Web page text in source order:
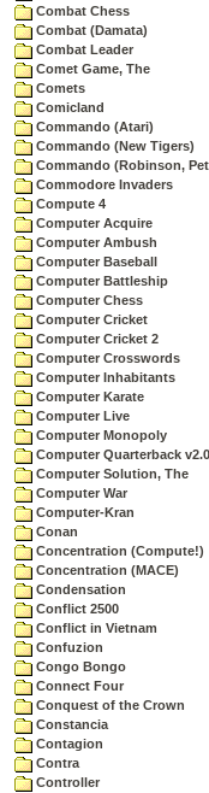
Combat Chess
Combat (Damata)
Combat Leader
Comet Game, The
Comets
Comicland
Commando (Atari)
Commando (New Tigers)
Commando (Robinson,
Commodore Invaders
Compute 4
Computer Acquire
Computer Ambush
Computer Baseball
Computer Battleship
Computer Chess
Computer Cricket
Computer Cricket 2
Computer Crosswords
Computer Inhabitants
Computer Karate
Computer Live
Computer Monopoly
Computer Quarterback v2.0
Computer Solution, The
Computer War
Computer-Kran
Conan
Concentration (Compute!)
Concentration (MACE)
Condensation
Conflict 2500
Conflict in Vietnam
Confuzion
Congo Bongo
Connect Four
Conquest of the Crown
Constancia
Contagion
Contra
Controller